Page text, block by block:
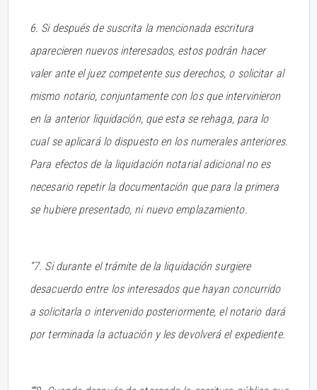
6. Si después de suscrita la mencionada escritura
aparecieren nuevos interesados, estos podrán hacer
valer ante el juez competente sus derechos, o solicitar al
mismo notario, conjuntamente con los que intervinieron
en la anterior liquidación, que esta se rehaga, para lo
cual se aplicará lo dispuesto en los numerales anteriores.
Para efectos de la liquidación notarial adicional no es
necesario repetir la documentación que para la primera
se hubiere presentado, ni nuevo emplazamiento.
”7. Si durante el trámite de la liquidación surgiere
desacuerdo entre los interesados que hayan concurrido
a solicitarla o intervenido posteriormente, el notario dará
por terminada la actuación y les devolverá el expediente.